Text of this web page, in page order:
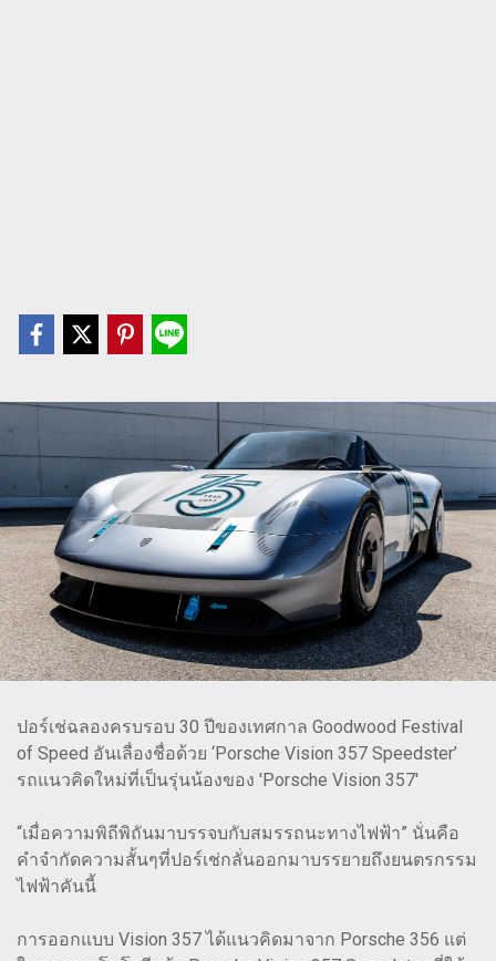
ปอร์เช่ฉลองครบรอบ 30 ปีของเทศกาล Goodwood Festival
of Speed อันเลื่องชื่อด้วย ‘Porsche Vision 357 Speedster’
รถแนวคิดใหม่ที่เป็นรุ่นน้องของ 'Porsche Vision 357'
“เมื่อความพิถีพิถันมาบรรจบกับสมรรถนะทางไฟฟ้า” นั่นคือ
คำจำกัดความสั้นๆที่ปอร์เช่กลั่นออกมาบรรยายถึงยนตรกรรม
ไฟฟ้าคันนี้
การออกแบบ Vision 357 ได้แนวคิดมาจาก Porsche 356 แต่